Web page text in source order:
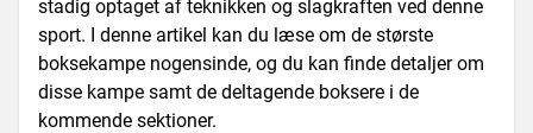
stadig optaget af teknikken og slagkraften ved denne
sport. I denne artikel kan du læse om de største
boksekampe nogensinde, og du kan finde detaljer om
disse kampe samt de deltagende boksere i de
kommende sektioner.